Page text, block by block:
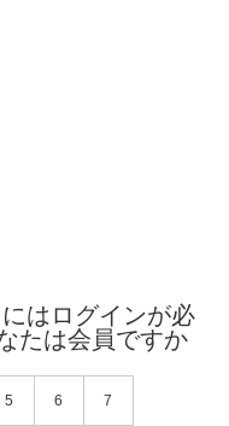
はログインが必
たは会員ですか
5 6 7